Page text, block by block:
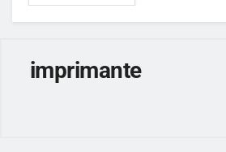
imprimante